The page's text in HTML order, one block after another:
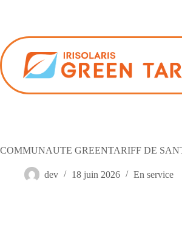
COMMUNAUTE GREENTARIFF DE
dev 18 juin 2026 En service